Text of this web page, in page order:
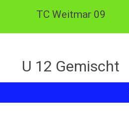
TC Weitmar 09
U 12 Gemischt